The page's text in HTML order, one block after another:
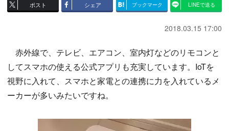
ポスト シェア ブックマーク LINEで送る
2018.03.15 17:00
赤外線で、テレビ、エアコン、室内灯などのリモコンと
してスマホの使える公式アプリも充実しています。IoTを
視野に入れて、スマホと家電との連携に力を入れているメ
ーカーが多いみたいですね。